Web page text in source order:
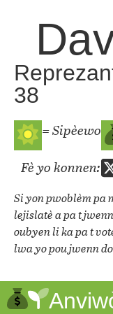
38
= Sipèewo
Fè yo konnen:
Si yon pwoblèm pa
lejislatè a pa t
oubyen li ka pa t
lwa yo pou jwenn